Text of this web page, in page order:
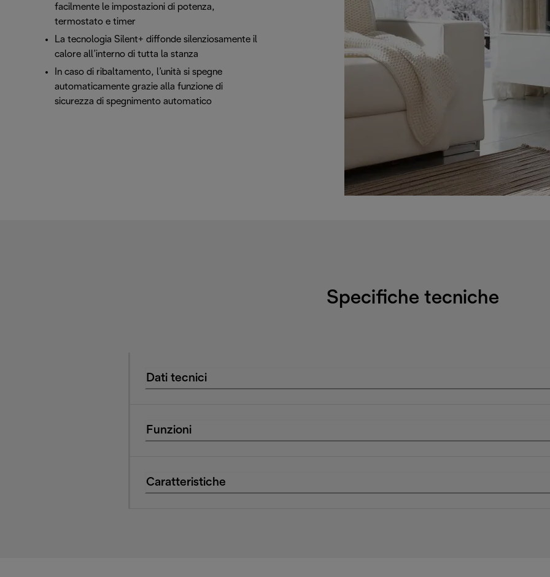
facilmente le impostazioni di potenza,
termostato e timer
La tecnologia Silent+ diffonde silenziosamente il
calore all’interno di tutta la stanza
In caso di ribaltamento, l’unità si spegne
automaticamente grazie alla funzione di
sicurezza di spegnimento automatico
Specifiche tecniche
Dati tecnici
Funzioni
Caratteristiche